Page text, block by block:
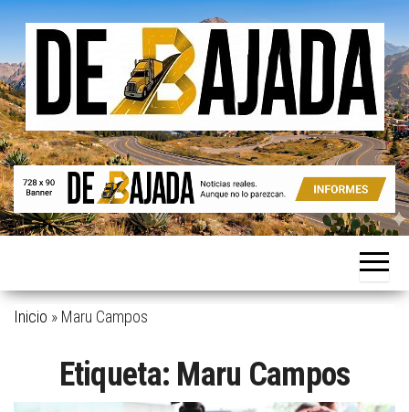
Saltar
contenido
De
Bajada
Noticias
Aunque
parezcan.
Inicio » Maru Campos
Etiqueta: Maru Campos